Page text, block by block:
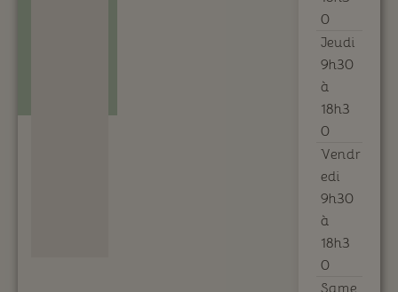
0
Jeudi
9h30
à
18h3
0
Vendr
edi
9h30
à
18h3
0